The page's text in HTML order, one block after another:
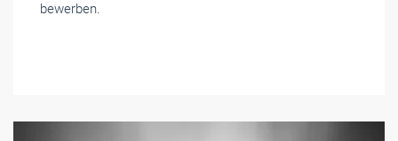
bewerben.